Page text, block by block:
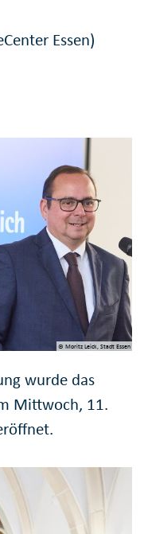
Essen)
© Moritz Leick, Stadt Essen
wurde das
Mittwoch, 11.